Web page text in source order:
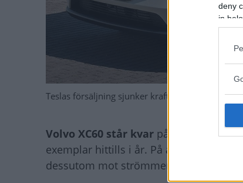
deny
in
Teslas försäljning sjunker kraftigt, men Model
Volvo XC60 står kvar på prispallen
exemplar hittills i år. På andra plats
dessutom mot strömmen med ökad